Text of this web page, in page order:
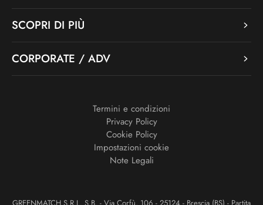
SCOPRI DI PIÙ
CORPORATE / ADV
Termini e condizioni
Privacy Policy
Cookie Policy
Impostazioni cookie
Note Legali
GREENMATCH S.R.L. S.B. - Via Corfù, 106 - 25124 - Brescia (BS) - Partita